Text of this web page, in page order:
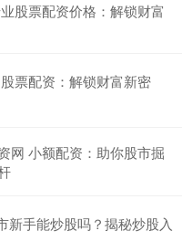
股票配资价格：解锁财富
票配资：解锁财富新密
网 小额配资：助你股市掘
新手能炒股吗？揭秘炒股入